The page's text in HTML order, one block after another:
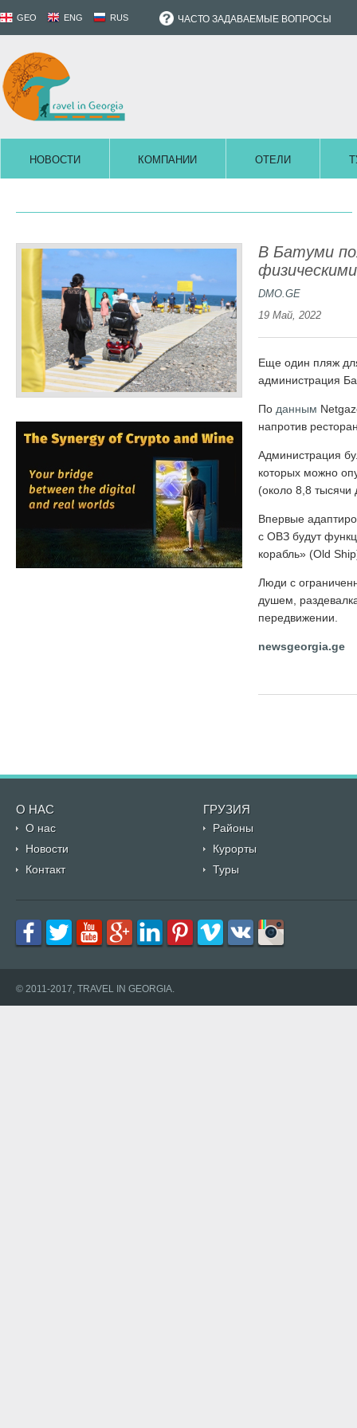
GEO ENG RUS ЧАСТО ЗАДАВАЕМЫЕ ВОПРОСЫ
НОВОСТИ КОМПАНИИ ОТЕЛИ
В Батуми
DMO.GE
19 Май, 2022
Еще один пляж
администрация
По данным
напротив
Администрация
которых можно
(около 8,8 тысячи
Впервые
с ОВЗ будут
корабль» (Old
Люди с
душем,
передвижении.
newsgeorgia.ge
О НАС ГРУЗИЯ
О нас
Районы
Новости
Курорты
Контакт
Туры
© 2011-2017, TRAVEL IN GEORGIA.